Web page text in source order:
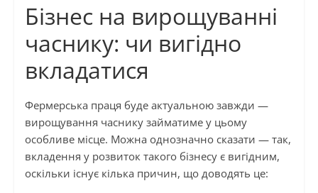
Бізнес на вирощуванні
часнику: чи вигідно
вкладатися
Фермерська праця буде актуальною завжди —
вирощування часнику займатиме у цьому
особливе місце. Можна однозначно сказати — так,
вкладення у розвиток такого бізнесу є вигідним,
оскільки існує кілька причин, що доводять це: